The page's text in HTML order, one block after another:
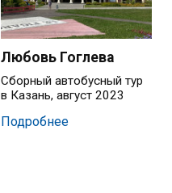
Любовь Гоглева
Сборный автобусный тур
в Казань, август 2023
Подробнее